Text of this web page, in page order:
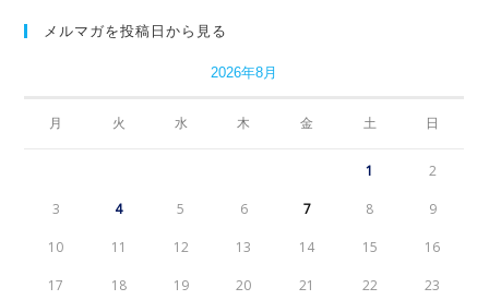
メルマガを投稿日から見る
2026年8月
月 火 水 木 金 土 日
1 2
3 4 5 6 7 8 9
10 11 12 13 14 15 16
17 18 19 20 21 22 23